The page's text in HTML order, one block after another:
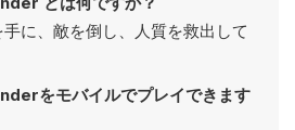
に、敵を倒し、人質を救出して
をモバイルでプレイできます